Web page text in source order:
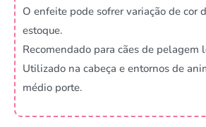
O enfeite pode sofrer variação de cor
estoque.
Recomendado para cães de pelagem
Utilizado na cabeça e entornos de
médio porte.